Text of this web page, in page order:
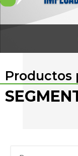
Productos